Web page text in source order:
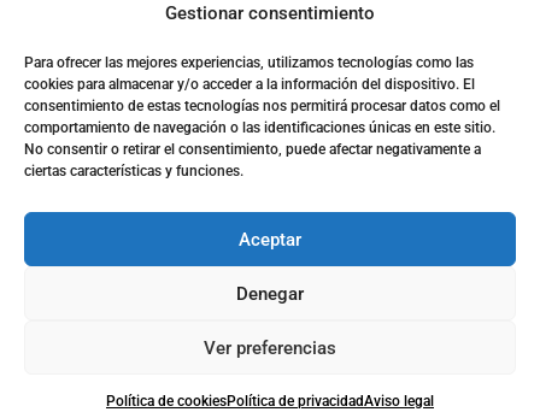
Gestionar consentimiento
Para ofrecer las mejores experiencias, utilizamos tecnologías como las
cookies para almacenar y/o acceder a la información del dispositivo. El
consentimiento de estas tecnologías nos permitirá procesar datos como el
comportamiento de navegación o las identificaciones únicas en este sitio.
No consentir o retirar el consentimiento, puede afectar negativamente a
ciertas características y funciones.
Aceptar
Denegar
Ver preferencias
Política de cookiesPolítica de privacidadAviso legal
Mi cuenta
SOCIAL
© 2024 Consaborahumo.com | Desarollo tienda online